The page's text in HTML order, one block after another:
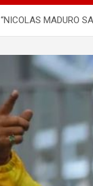
“NICOLAS MADURO